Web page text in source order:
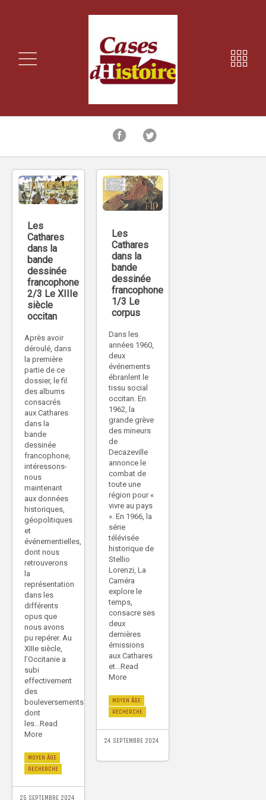
Les
Cathares
dans la
bande
dessinée
francophone
2/3 Le XIIIe
siècle
occitan
Après avoir
déroulé, dans
la première
partie de ce
dossier, le fil
des albums
consacrés
aux Cathares
dans la
bande
dessinée
francophone,
intéressons-
nous
maintenant
aux données
historiques,
géopolitiques
et
événementielles,
dont nous
retrouverons
la
représentation
dans les
différents
opus que
nous avons
pu repérer. Au
XIIIe siècle,
l’Occitanie a
subi
effectivement
des
bouleversements
dont
les...Read
More
MOYEN ÂGE
RECHERCHE
25 SEPTEMBRE 2024
Les
Cathares
dans la
bande
dessinée
francophone
1/3 Le
corpus
Dans les
années 1960,
deux
événements
ébranlent le
tissu social
occitan. En
1962, la
grande grève
des mineurs
de
Decazeville
annonce le
combat de
toute une
région pour «
vivre au pays
». En 1966, la
série
télévisée
historique de
Stellio
Lorenzi, La
Caméra
explore le
temps,
consacre ses
deux
dernières
émissions
aux Cathares
et...Read
More
MOYEN ÂGE
RECHERCHE
24 SEPTEMBRE 2024